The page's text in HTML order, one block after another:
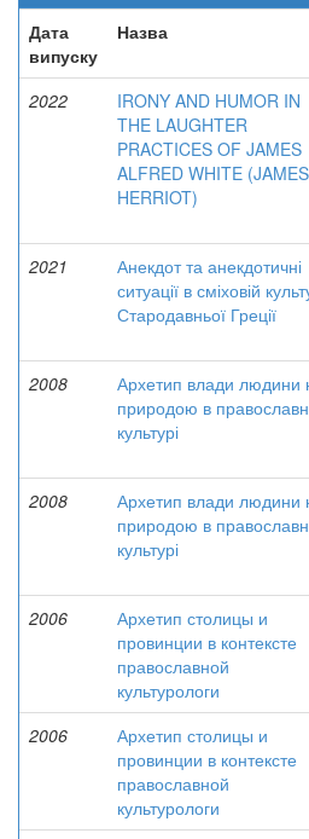
Дата
випуску
Назва
2022
IRONY AND HUMOR IN
THE LAUGHTER
PRACTICES OF JAMES
ALFRED WHITE (JAMES
HERRIOT)
2021
Анекдот та анекдотичні
ситуації в сміховій
Стародавньої Греції
2008
Архетип влади людини
природою в
культурі
2008
Архетип влади людини
природою в
культурі
2006
Архетип столицы и
провинции в контексте
православной
культурологи
2006
Архетип столицы и
провинции в контексте
православной
культурологи